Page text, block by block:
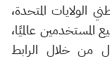
الولايات المتحدة،
عالميًا،
من خلال الرابط